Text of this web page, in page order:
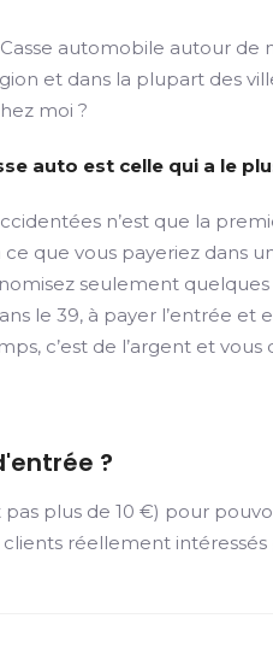
Casse automobile autour de
et dans la plupart des
moi ?
auto est celle qui a le
n’est que la
que vous payeriez dans
seulement
le 39, à payer l’entrée et
c’est de l’argent et
?
plus de 10 €) pour
réellement intéressés